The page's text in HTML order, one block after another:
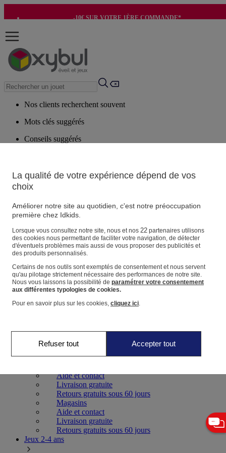
-10€ SUR VOTRE 1ÈRE COMMANDE*
Nos clients recherchent souvent
Mots clés suggérés
Conseils suggérés
Suivre une commande
Magasin
Panier
Favoris
Aide et contact
Livraison gratuite
Retours gratuits sous 60 jours
Magasins
Aide et contact
Livraison gratuite
Retours gratuits sous 60 jours
Jeux 2-4 ans
La qualité de votre expérience dépend de vos
choix
Améliorer notre site au quotidien, c'est notre préoccupation
première chez Idkids.
Lorsque vous consultez notre site, nous et nos 22partenaires utilisons
des cookies nous permettant de faciliter votre navigation, de détecter
d'éventuels problèmes mais aussi de vous proposer des publicités et
des produits personnalisés.
Certains de nos outils sont exemptés de consentement et nous servent
qu'au pilotage strictement nécessaire des performances de notre site.
Nous vous laissons la possibilité de paramétrer votre consentement
aux différentes typologies de cookies.
Pour en savoir plus sur les cookies, cliquez ici.
Refuser tout Accepter tout